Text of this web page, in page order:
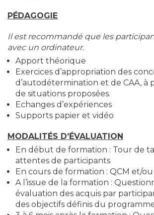
PÉDAGOGIE
Il est recommandé que les
avec un ordinateur.
Apport théorique
Exercices d’appropriation des
d’autodétermination et de CAA, à
de situations proposées.
Echanges d’expériences
Supports papier et vidéo
MODALITÉS D’ÉVALUATION
En début de formation : Tour de
attentes de participants
En cours de formation : QCM et/
A l’issue de la formation :
évaluation des acquis par
des objectifs définis du